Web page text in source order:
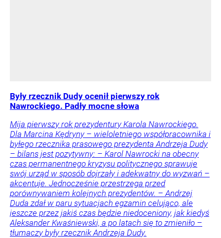
Były rzecznik Dudy ocenił pierwszy rok
Nawrockiego. Padły mocne słowa
Mija pierwszy rok prezydentury Karola Nawrockiego.
Dla Marcina Kędryny – wieloletniego współpracownika i
byłego rzecznika prasowego prezydenta Andrzeja Dudy
– bilans jest pozytywny: – Karol Nawrocki na obecny
czas permanentnego kryzysu politycznego sprawuje
swój urząd w sposób dojrzały i adekwatny do wyzwań –
akcentuje. Jednocześnie przestrzega przed
porównywaniem kolejnych prezydentów. – Andrzej
Duda zdał w paru sytuacjach egzamin celująco, ale
jeszcze przez jakiś czas będzie niedoceniony, jak kiedyś
Aleksander Kwaśniewski, a po latach się to zmieniło –
tłumaczy były rzecznik Andrzeja Dudy.